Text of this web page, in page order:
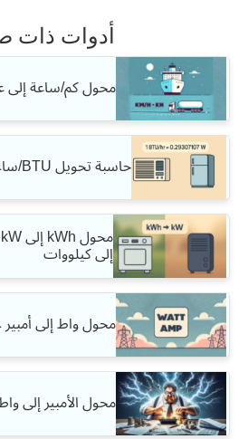
أدوات ذات
محول كم/ساعة إلى
حاسبة تحويل BTU/ساعة إلى واط عبر الإنترنت
إلى كيلووات
محول واط إلى أمبير
محول الأمبير إلى